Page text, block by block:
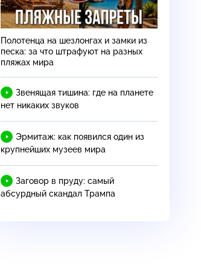
Полотенца на шезлонгах и замки из
песка: за что штрафуют на разных
пляжах мира
Звенящая тишина: где на планете
нет никаких звуков
Эрмитаж: как появился один из
крупнейших музеев мира
Заговор в пруду: самый
абсурдный скандал Трампа